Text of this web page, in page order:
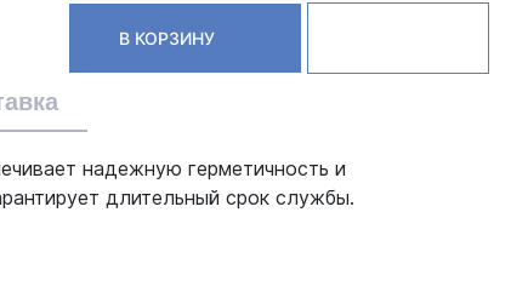
В КОРЗИНУ
надежную герметичность и
длительный срок службы.